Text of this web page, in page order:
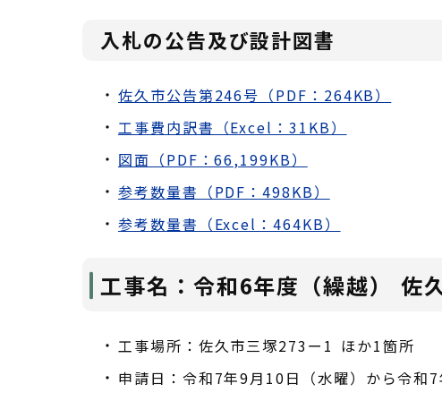
入札の公告及び設計図書
佐久市公告第246号（PDF：264KB）
工事費内訳書（Excel：31KB）
図面（PDF：66,199KB）
参考数量書（PDF：498KB）
参考数量書（Excel：464KB）
工事名：令和6年度（繰越） 佐
工事場所：佐久市三塚273ー1 ほか1箇所
申請日：令和7年9月10日（水曜）から令和